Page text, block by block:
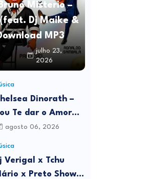
Misterio –
Dj Maike &
MP3
julho 23,
2026
Dinorath –
Te dar o Amor
Mereces
agosto 06, 2026
Verigal x Tchu
x Preto Show –